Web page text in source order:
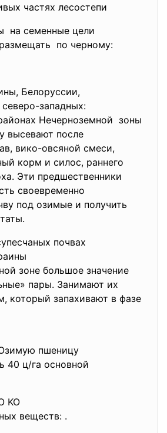
частях лесостепи
на семенные цели
по черному:
Белоруссии,
западных:
Нечерноземной зоны
высевают после
вико-овсяной смеси,
корм и силос, раннего
Эти предшественники
своевременно
под озимые и получить
почвах
зоне большое значение
пары. Занимают их
который запахивают в фазе
пшеницу
40 ц/га основной
KO
веществ: .